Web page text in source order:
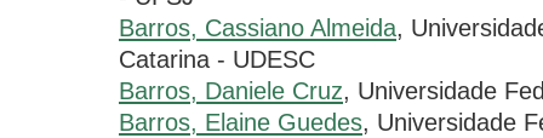
Barros, Cassiano Almeida,
Catarina - UDESC
Barros, Daniele Cruz, Universidade
Barros, Elaine Guedes, Universidade